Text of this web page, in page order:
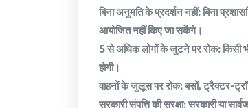
​बिना अनुमति के प्रदर्शन नहीं: बिना
आयोजित नहीं किए जा सकेंगे।
​5 से अधिक लोगों के जुटने पर रोक: किसी
होगी।
​वाहनों के जुलूस पर रोक: बसों, ट्रैक्टर-
​सरकारी संपत्ति की सुरक्षा: सरकारी या